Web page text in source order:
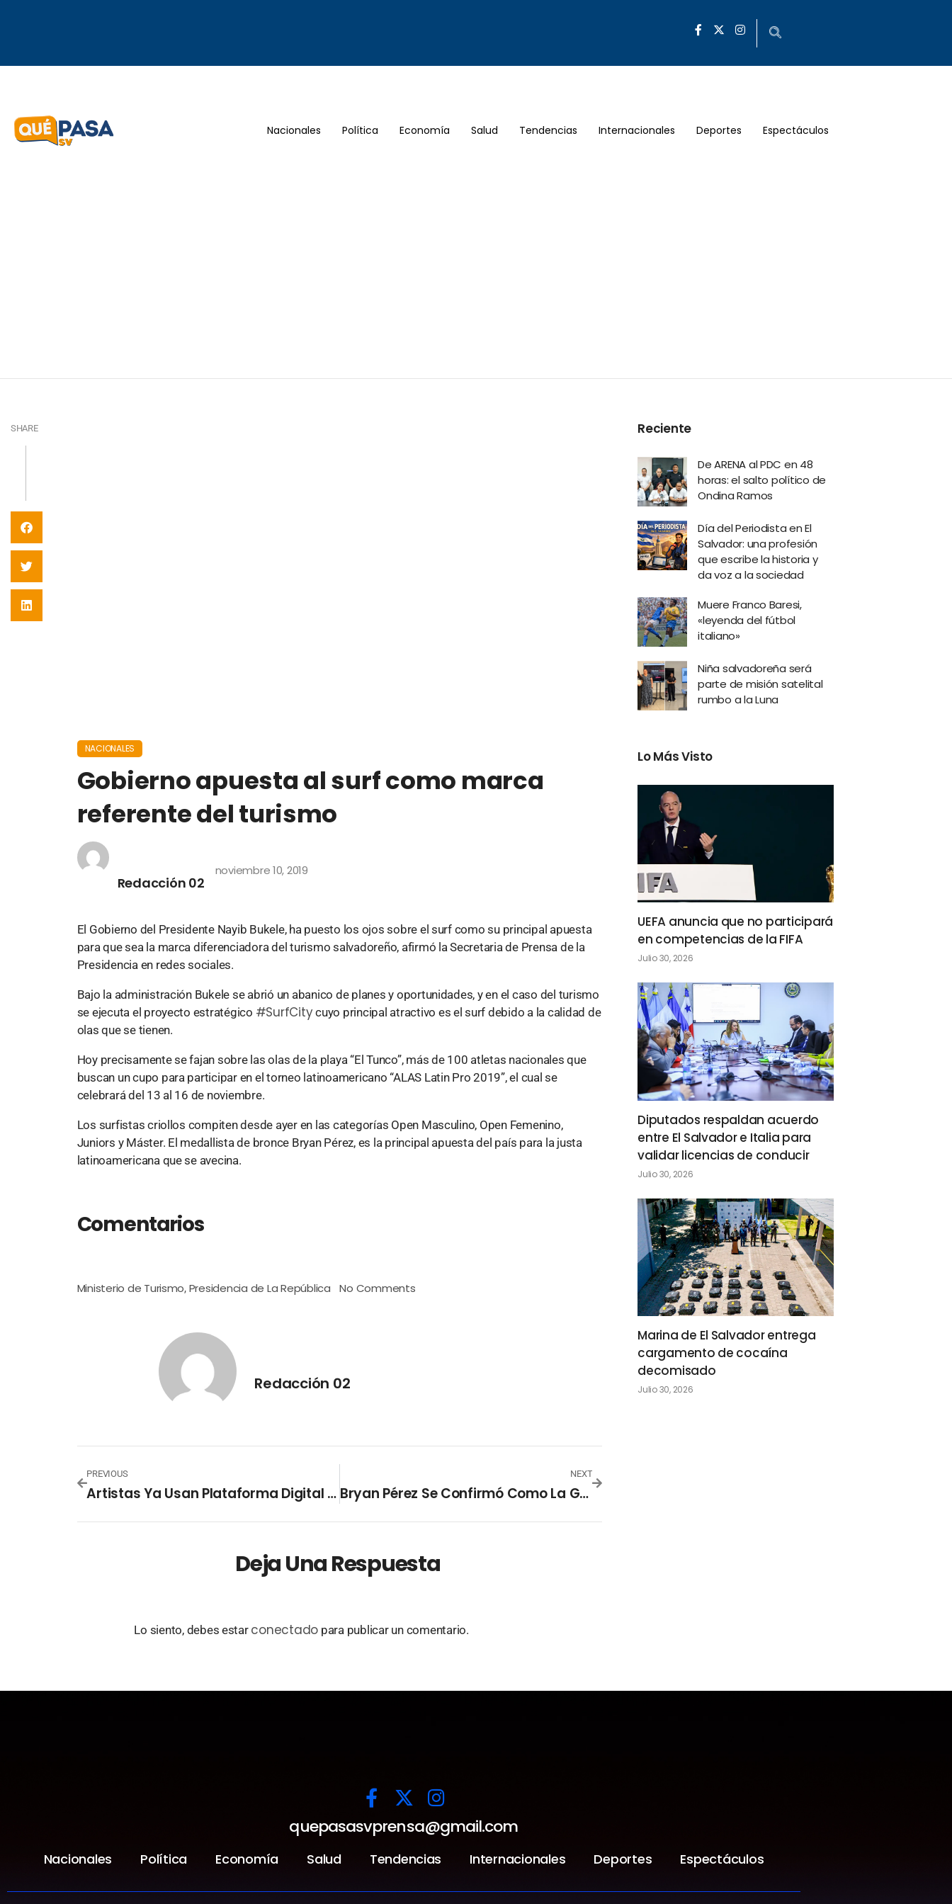
Nacionales Política Economía Salud Tendencias Internacionales Deportes Espectáculos
SHARE
NACIONALES
Gobierno apuesta al surf como marca
referente del turismo
Redacción 02
noviembre 10, 2019
El Gobierno del Presidente Nayib Bukele, ha puesto los ojos sobre el surf como su principal apuesta
para que sea la marca diferenciadora del turismo salvadoreño, afirmó la Secretaria de Prensa de la
Presidencia en redes sociales.
Bajo la administración Bukele se abrió un abanico de planes y oportunidades, y en el caso del turismo
se ejecuta el proyecto estratégico #SurfCitycuyo principal atractivo es el surf debido a la calidad de
olas que se tienen.
Hoy precisamente se fajan sobre las olas de la playa “El Tunco”, más de 100 atletas nacionales que
buscan un cupo para participar en el torneo latinoamericano “ALAS Latin Pro 2019”, el cual se
celebrará del 13 al 16 de noviembre.
Los surfistas criollos compiten desde ayer en las categorías Open Masculino, Open Femenino,
Juniors y Máster. El medallista de bronce Bryan Pérez, es la principal apuesta del país para la justa
latinoamericana que se avecina.
Comentarios
Ministerio de Turismo, Presidencia de La República No Comments
Redacción 02
PREVIOUS
Artistas Ya Usan Plataforma Digital Y Pago En Línea De CNR
NEXT
Bryan Pérez Se Confirmó Como La Gran Apuesta Nacional Para El “ALAS Latin Pro 2019”
Deja Una Respuesta
Lo siento, debes estar conectado para publicar un comentario.
Reciente
De ARENA al PDC en 48
horas: el salto político de
Ondina Ramos
Día del Periodista en El
Salvador: una profesión
que escribe la historia y
da voz a la sociedad
Muere Franco Baresi,
«leyenda del fútbol
italiano»
Niña salvadoreña será
parte de misión satelital
rumbo a la Luna
Lo Más Visto
UEFA anuncia que no participará
en competencias de la FIFA
Julio 30, 2026
Diputados respaldan acuerdo
entre El Salvador e Italia para
validar licencias de conducir
Julio 30, 2026
Marina de El Salvador entrega
cargamento de cocaína
decomisado
Julio 30, 2026
quepasasvprensa@gmail.com
Nacionales Política Economía Salud Tendencias Internacionales Deportes Espectáculos